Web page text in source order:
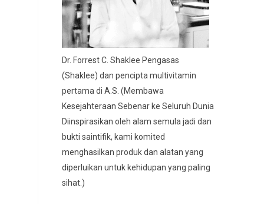
Dr. Forrest C. Shaklee Pengasas
(Shaklee) dan pencipta multivitamin
pertama di A.S. (Membawa
Kesejahteraan Sebenar ke Seluruh Dunia
Diinspirasikan oleh alam semula jadi dan
bukti saintifik, kami komited
menghasilkan produk dan alatan yang
diperluikan untuk kehidupan yang paling
sihat.)